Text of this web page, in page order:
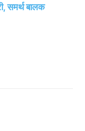
समर्थ बालक